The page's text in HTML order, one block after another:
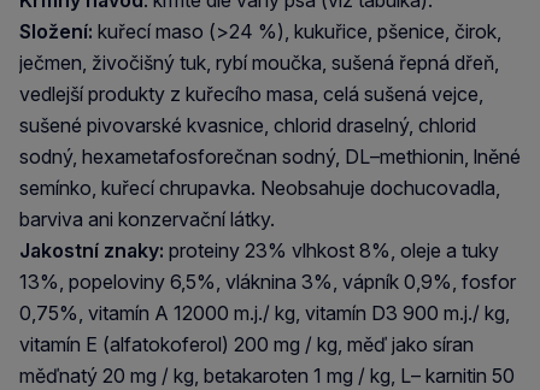
Složení: kuřecí maso (>24 %), kukuřice, pšenice, čirok,
ječmen, živočišný tuk, rybí moučka, sušená řepná dřeň,
vedlejší produkty z kuřecího masa, celá sušená vejce,
sušené pivovarské kvasnice, chlorid draselný, chlorid
sodný, hexametafosforečnan sodný, DL–methionin, lněné
semínko, kuřecí chrupavka. Neobsahuje dochucovadla,
barviva ani konzervační látky.
Jakostní znaky: proteiny 23% vlhkost 8%, oleje a tuky
13%, popeloviny 6,5%, vláknina 3%, vápník 0,9%, fosfor
0,75%, vitamín A 12000 m.j./ kg, vitamín D3 900 m.j./ kg,
vitamín E (alfatokoferol) 200 mg / kg, měď jako síran
měďnatý 20 mg / kg, betakaroten 1 mg / kg, L– karnitin 50